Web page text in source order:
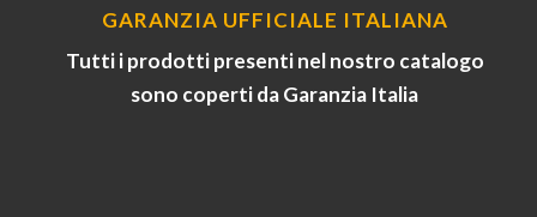
GARANZIA UFFICIALE ITALIANA
Tutti i prodotti presenti nel nostro catalogo
sono coperti da Garanzia Italia